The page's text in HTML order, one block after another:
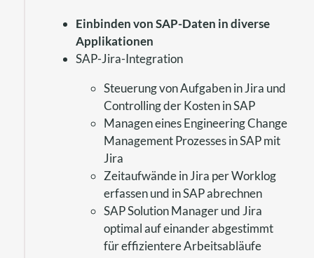
Einbinden von SAP-Daten in diverse
Applikationen
SAP-Jira-Integration
Steuerung von Aufgaben in Jira und
Controlling der Kosten in SAP
Managen eines Engineering Change
Management Prozesses in SAP mit
Jira
Zeitaufwände in Jira per Worklog
erfassen und in SAP abrechnen
SAP Solution Manager und Jira
optimal auf einander abgestimmt
für effizientere Arbeitsabläufe